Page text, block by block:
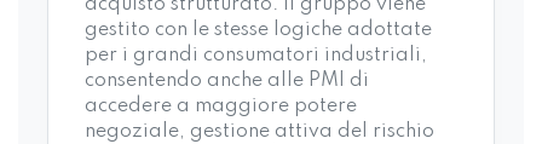
acquisto strutturato. Il gruppo viene
gestito con le stesse logiche adottate
per i grandi consumatori industriali,
consentendo anche alle PMI di
accedere a maggiore potere
negoziale, gestione attiva del rischio